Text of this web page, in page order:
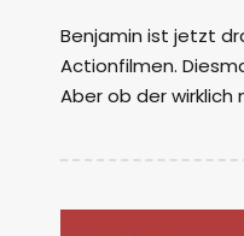
Benjamin ist jetzt
Actionfilmen.
Aber ob der wirklich